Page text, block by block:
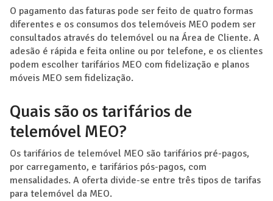
O pagamento das faturas pode ser feito de quatro formas
diferentes e os consumos dos telemóveis MEO podem ser
consultados através do telemóvel ou na Área de Cliente. A
adesão é rápida e feita online ou por telefone, e os clientes
podem escolher tarifários MEO com fidelização e planos
móveis MEO sem fidelização.
Quais são os tarifários de
telemóvel MEO?
Os tarifários de telemóvel MEO são tarifários pré-pagos,
por carregamento, e tarifários pós-pagos, com
mensalidades. A oferta divide-se entre três tipos de tarifas
para telemóvel da MEO.